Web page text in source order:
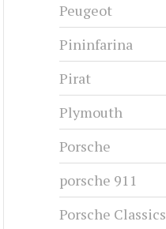
Peugeot
Pininfarina
Pirat
Plymouth
Porsche
porsche 911
Porsche Classics